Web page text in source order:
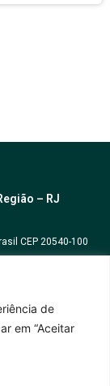
de
em “Aceitar
– RJ
CEP 20540-100